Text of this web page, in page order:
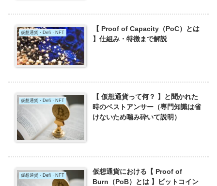
仮想通貨・Defi・NFT
【 Proof of Capacity（PoC）とは
】仕組み・特徴まで解説
仮想通貨・Defi・NFT
【 仮想通貨って何？ 】と聞かれた
時のベストアンサー（専門知識は省
けないため噛み砕いて説明）
仮想通貨・Defi・NFT
仮想通貨における【 Proof of
Burn（PoB）とは 】ビットコイン